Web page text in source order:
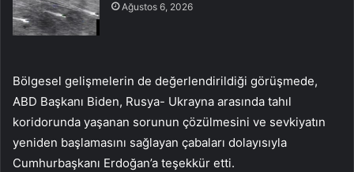
Ağustos 6, 2026
Bölgesel gelişmelerin de değerlendirildiği görüşmede,
ABD Başkanı Biden, Rusya- Ukrayna arasında tahıl
koridorunda yaşanan sorunun çözülmesini ve sevkiyatın
yeniden başlamasını sağlayan çabaları dolayısıyla
Cumhurbaşkanı Erdoğan’a teşekkür etti.